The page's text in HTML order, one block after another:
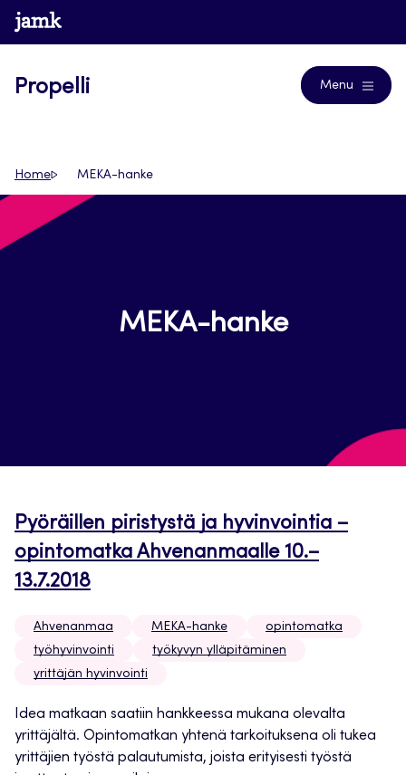
Siirry
suoraan
www.jamk.fi
Propelli Menu
Home MEKA-hanke
MEKA-hanke
Pyöräillen piristystä ja hyvinvointia –
opintomatka Ahvenanmaalle 10.–
13.7.2018
Ahvenanmaa MEKA-hanke
opintomatka
työhyvinvointi
työkyvyn ylläpitäminen
yrittäjän hyvinvointi
Idea matkaan saatiin hankkeessa mukana olevalta
yrittäjältä. Opintomatkan yhtenä tarkoituksena oli tukea
yrittäjien työstä palautumista, joista erityisesti työstä